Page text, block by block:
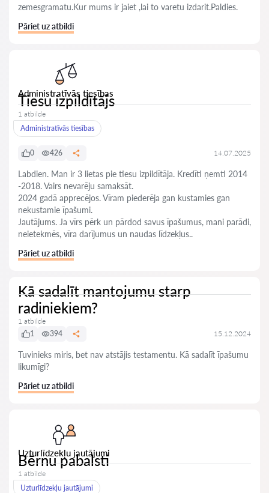
zemesgramatu.Kur mums ir jaiet ,lai to varetu izdarit.Paldies.
Pāriet uz atbildi
Administratīvās tiesības
Tiesu izpildītājs
1 atbilde
Administratīvās tiesības
0 426 14.07.2025
Labdien. Man ir 3 lietas pie tiesu izpildītāja. Kredīti ņemti 2014
-2018. Vairs nevarēju samaksāt.
2024 gadā apprecējos. Vīram piederēja gan kustamies gan
nekustamie īpašumi.
Jautājums. Ja vīrs pērk un pārdod savus īpašumus, mani parādi,
neietekmēs, vīra darījumus un naudas līdzekļus..
Pāriet uz atbildi
Kā sadalīt mantojumu starp
radiniekiem?
1 atbilde
1
394 15.12.2024
Tuvinieks miris, bet nav atstājis testamentu. Kā sadalīt īpašumu
likumīgi?
Pāriet uz atbildi
Uzturlīdzekļu jautājumi
Bērnu pabalsti
1 atbilde
Uzturlīdzekļu jautājumi